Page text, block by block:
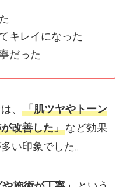
キレイになった
だった
、 「肌ツヤやトーン
改善した」など効果
い印象でした。